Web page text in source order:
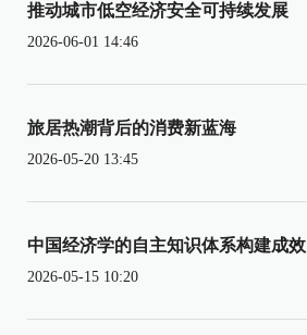
推动城市低空经济安全可持续发展
2026-06-01 14:46
旅居热潮背后的消费新蓝海
2026-05-20 13:45
中国经济学的自主知识体系构建成效
2026-05-15 10:20